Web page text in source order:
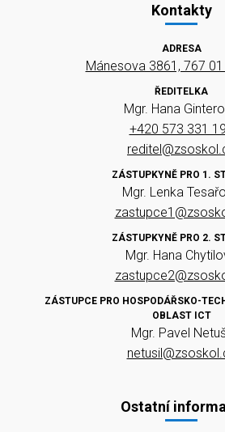
Kontakty
ADRESA
Mánesova 3861, 767
ŘEDITELKA
Mgr. Hana
+420 573 331
ZÁSTUPKYNĚ PRO 1.
Mgr. Lenka
ZÁSTUPKYNĚ PRO 2.
Mgr. Hana
ZÁSTUPCE PRO HOSPODÁŘSKO-
OBLAST ICT
Mgr. Pavel
Ostatní